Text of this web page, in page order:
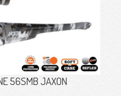
56SMB JAXON